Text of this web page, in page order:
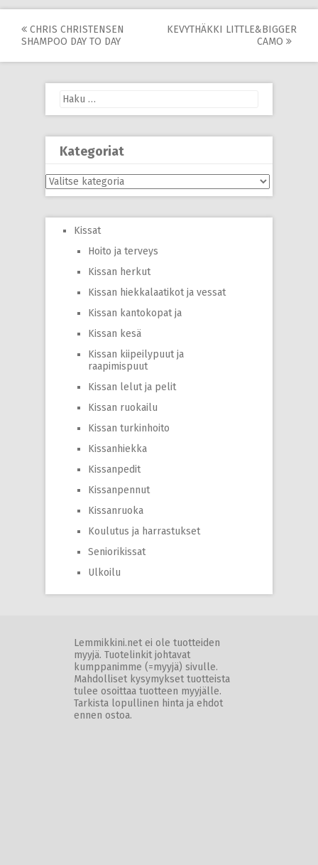
Post
CHRIS CHRISTENSEN
SHAMPOO DAY TO DAY
KEVYTHÄKKI LITTLE&BIGGER
CAMO
Haku:
Kategoriat
Kategoriat
Kissat
Hoito ja terveys
Kissan herkut
Kissan hiekkalaatikot ja vessat
Kissan kantokopat ja
Kissan kesä
Kissan kiipeilypuut ja
raapimispuut
Kissan lelut ja pelit
Kissan ruokailu
Kissan turkinhoito
Kissanhiekka
Kissanpedit
Kissanpennut
Kissanruoka
Koulutus ja harrastukset
Seniorikissat
Ulkoilu
Lemmikkini.net ei ole tuotteiden
myyjä. Tuotelinkit johtavat
kumppanimme (=myyjä) sivulle.
Mahdolliset kysymykset tuotteista
tulee osoittaa tuotteen myyjälle.
Tarkista lopullinen hinta ja ehdot
ennen ostoa.